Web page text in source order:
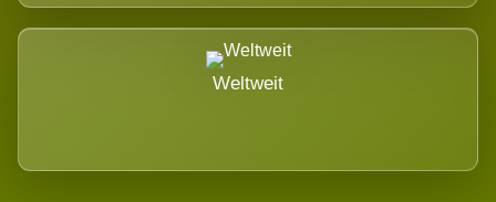
Weltweit